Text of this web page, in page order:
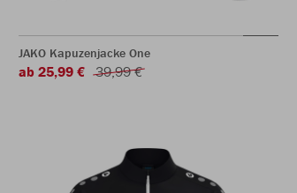
JAKO Kapuzenjacke One
ab 25,99 € 39,99 €